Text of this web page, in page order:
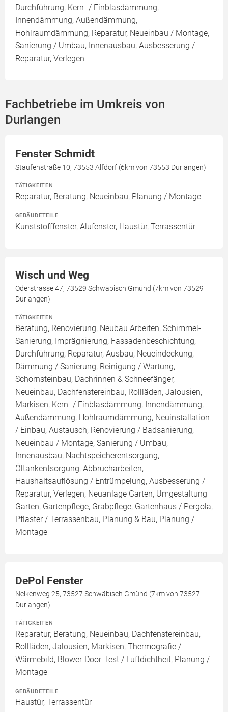
Durchführung, Kern- / Einblasdämmung,
Innendämmung, Außendämmung,
Hohlraumdämmung, Reparatur, Neueinbau / Montage,
Sanierung / Umbau, Innenausbau, Ausbesserung /
Reparatur, Verlegen
Fachbetriebe im Umkreis von
Durlangen
Fenster Schmidt
Staufenstraße 10, 73553 Alfdorf (6km von 73553 Durlangen)
TÄTIGKEITEN
Reparatur, Beratung, Neueinbau, Planung / Montage
GEBÄUDETEILE
Kunststofffenster, Alufenster, Haustür, Terrassentür
Wisch und Weg
Oderstrasse 47, 73529 Schwäbisch Gmünd (7km von 73529
Durlangen)
TÄTIGKEITEN
Beratung, Renovierung, Neubau Arbeiten, Schimmel-
Sanierung, Imprägnierung, Fassadenbeschichtung,
Durchführung, Reparatur, Ausbau, Neueindeckung,
Dämmung / Sanierung, Reinigung / Wartung,
Schornsteinbau, Dachrinnen & Schneefänger,
Neueinbau, Dachfenstereinbau, Rollläden, Jalousien,
Markisen, Kern- / Einblasdämmung, Innendämmung,
Außendämmung, Hohlraumdämmung, Neuinstallation
/ Einbau, Austausch, Renovierung / Badsanierung,
Neueinbau / Montage, Sanierung / Umbau,
Innenausbau, Nachtspeicherentsorgung,
Öltankentsorgung, Abbrucharbeiten,
Haushaltsauflösung / Entrümpelung, Ausbesserung /
Reparatur, Verlegen, Neuanlage Garten, Umgestaltung
Garten, Gartenpflege, Grabpflege, Gartenhaus / Pergola,
Pflaster / Terrassenbau, Planung & Bau, Planung /
Montage
DePol Fenster
Nelkenweg 25, 73527 Schwäbisch Gmünd (7km von 73527
Durlangen)
TÄTIGKEITEN
Reparatur, Beratung, Neueinbau, Dachfenstereinbau,
Rollläden, Jalousien, Markisen, Thermografie /
Wärmebild, Blower-Door-Test / Luftdichtheit, Planung /
Montage
GEBÄUDETEILE
Haustür, Terrassentür